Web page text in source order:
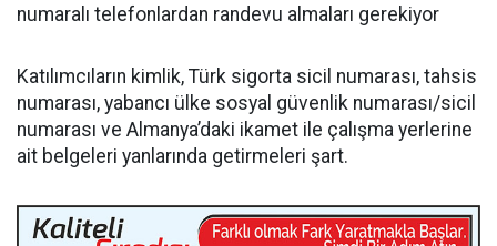
numaralı telefonlardan randevu almaları gerekiyor
Katılımcıların kimlik, Türk sigorta sicil numarası, tahsis
numarası, yabancı ülke sosyal güvenlik numarası/sicil
numarası ve Almanya’daki ikamet ile çalışma yerlerine
ait belgeleri yanlarında getirmeleri şart.